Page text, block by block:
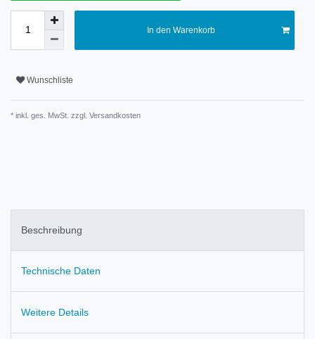
In den Warenkorb
Wunschliste
* inkl. ges. MwSt. zzgl. Versandkosten
Beschreibung
Technische Daten
Weitere Details